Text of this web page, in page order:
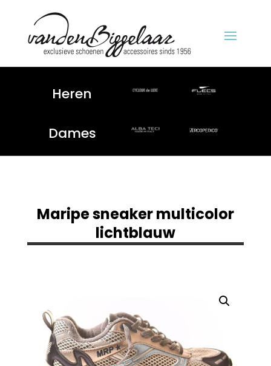
Heren
Dames
Maripe sneaker multicolor
lichtblauw